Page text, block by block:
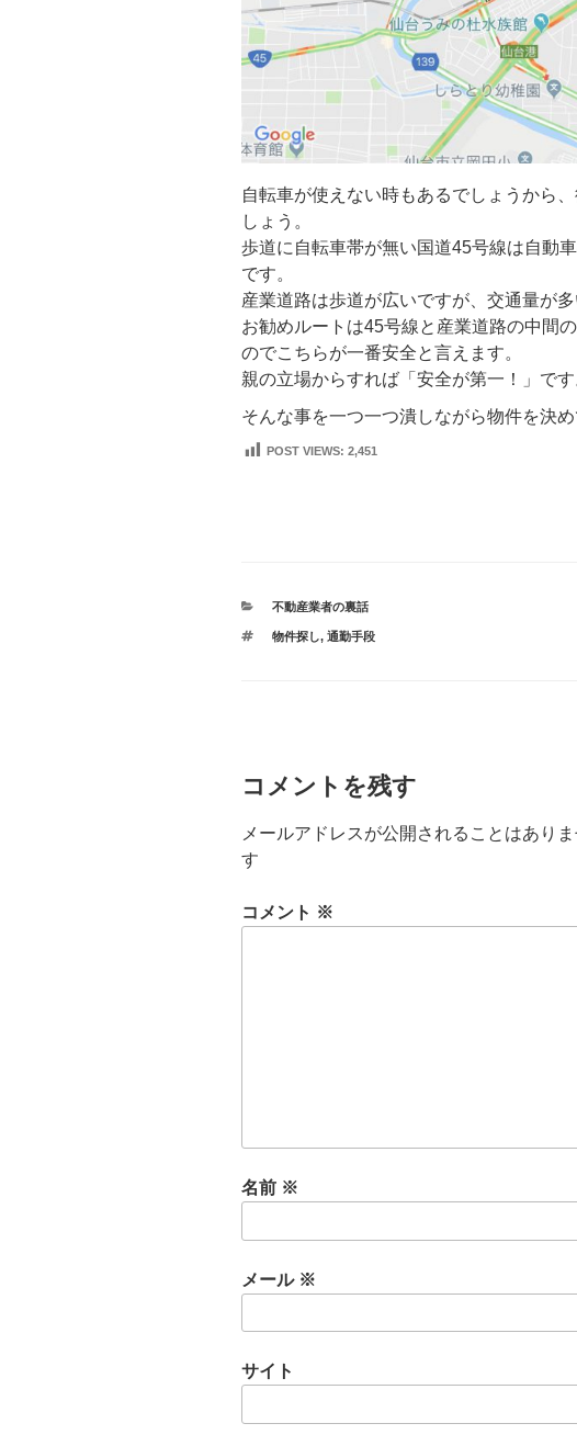
自転車が使えない時もあるでしょうから
しょう。
歩道に自転車帯が無い国道45号線は自動
です。
産業道路は歩道が広いですが、交通量が多
お勧めルートは45号線と産業道路の中間
のでこちらが一番安全と言えます。
親の立場からすれば「安全が第一！」です
そんな事を一つ一つ潰しながら物件を決め
POST VIEWS: 2,451
コメントを残す
す